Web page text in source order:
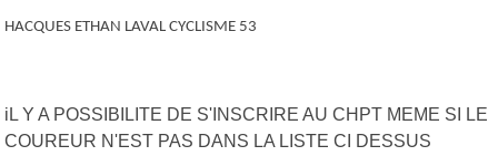
HACQUES ETHAN LAVAL CYCLISME 53
iL Y A POSSIBILITE DE S'INSCRIRE AU CHPT MEME SI LE
COUREUR N'EST PAS DANS LA LISTE CI DESSUS